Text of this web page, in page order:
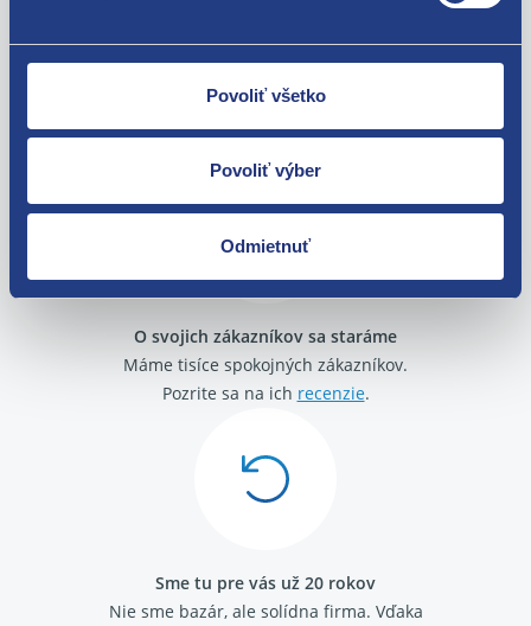
Povoliť všetko
Povoliť výber
Odmietnuť
Nie ste spokojní? Vyriešime to!
O svojich zákazníkov sa staráme
Máme tisíce spokojných zákazníkov.
Pozrite sa na ich recenzie.
Sme tu pre vás už 20 rokov
Nie sme bazár, ale solídna firma. Vďaka